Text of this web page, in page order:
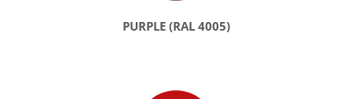
PURPLE (RAL 4005)